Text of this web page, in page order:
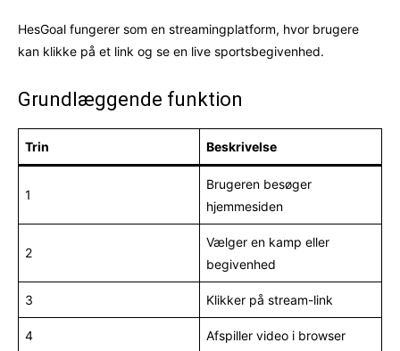
HesGoal fungerer som en streamingplatform, hvor brugere
kan klikke på et link og se en live sportsbegivenhed.
Grundlæggende funktion
Trin Beskrivelse
1
Brugeren besøger
hjemmesiden
2
Vælger en kamp eller
begivenhed
3 Klikker på stream-link
4 Afspiller video i browser